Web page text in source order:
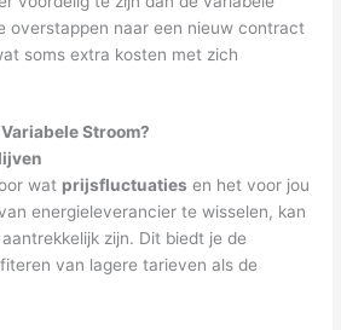
overstappen naar een nieuw contract
soms extra kosten met zich
Stroom?
wat prijsfluctuaties en het voor jou
energieleverancier te wisselen, kan
aantrekkelijk zijn. Dit biedt je de
van lagere tarieven als de